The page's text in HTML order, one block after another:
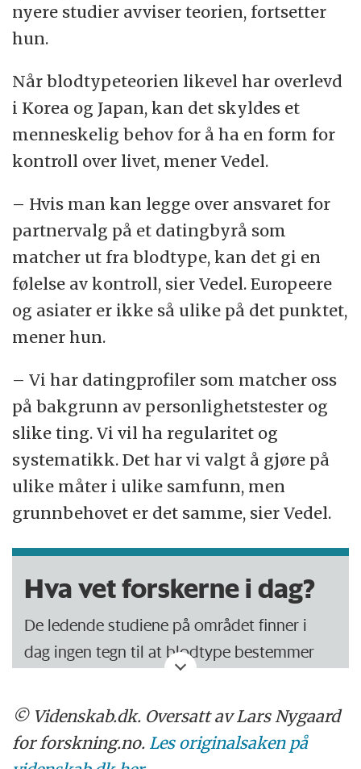
nyere studier avviser teorien, fortsetter
hun.
Når blodtypeteorien likevel har overlevd
i Korea og Japan, kan det skyldes et
menneskelig behov for å ha en form for
kontroll over livet, mener Vedel.
– Hvis man kan legge over ansvaret for
partnervalg på et datingbyrå som
matcher ut fra blodtype, kan det gi en
følelse av kontroll, sier Vedel. Europeere
og asiater er ikke så ulike på det punktet,
mener hun.
– Vi har datingprofiler som matcher oss
på bakgrunn av personlighetstester og
slike ting. Vi vil ha regularitet og
systematikk. Det har vi valgt å gjøre på
ulike måter i ulike samfunn, men
grunnbehovet er det samme, sier Vedel.
Hva vet forskerne i dag?
De ledende studiene på området finner i
dag ingen tegn til at blodtype bestemmer
Studien «Blood type and Personality»:
© Videnskab.dk. Oversatt av Lars Nygaard
for forskning.no.Les originalsaken på